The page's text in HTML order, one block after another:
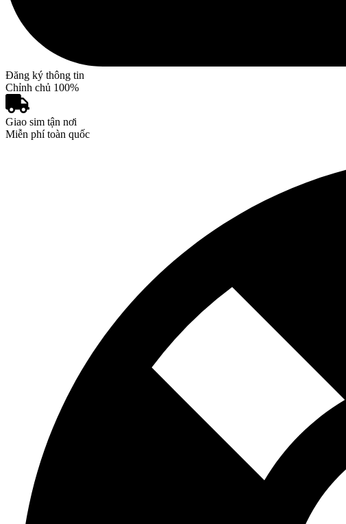
Đăng ký thông tin
Chỉnh chủ 100%
Giao sim tận nơi
Miễn phí toàn quốc